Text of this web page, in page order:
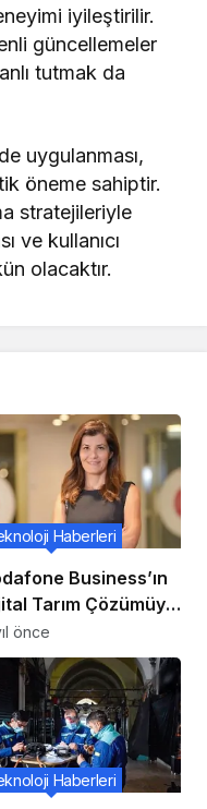
iyileştirilir.
güncellemeler
tutmak da
uygulanması,
öneme sahiptir.
stratejileriyle
ve kullanıcı
olacaktır.
Business’ın
Tarım Çözümüyle
30’a Varan Su
Haberleri
önce
Haberleri